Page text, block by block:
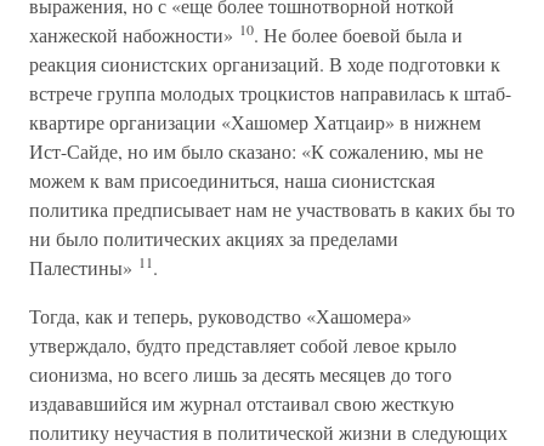
выражения, но с «еще более тошнотворной ноткой
ханжеской набожности» 10. Не более боевой была и
реакция сионистских организаций. В ходе подготовки к
встрече группа молодых троцкистов направилась к штаб-
квартире организации «Хашомер Хатцаир» в нижнем
Ист-Сайде, но им было сказано: «К сожалению, мы не
можем к вам присоединиться, наша сионистская
политика предписывает нам не участвовать в каких бы то
ни было политических акциях за пределами
Палестины» 11.
Тогда, как и теперь, руководство «Хашомера»
утверждало, будто представляет собой левое крыло
сионизма, но всего лишь за десять месяцев до того
издававшийся им журнал отстаивал свою жесткую
политику неучастия в политической жизни в следующих